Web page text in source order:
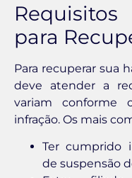
para
Para recuperar sua
deve atender a
variam conforme
infração. Os mais
Ter cumprido
de suspensão